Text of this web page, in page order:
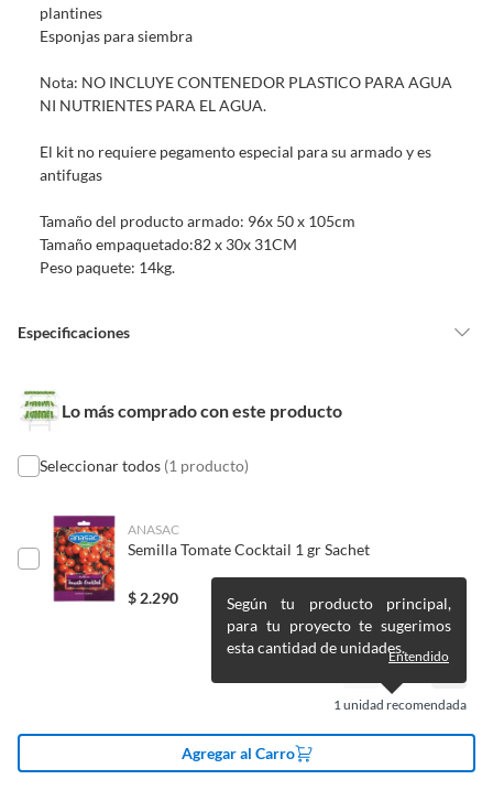
De uso personal.
En sodimac.cl te damos30 días desde que recibes el producto
entregamos.
electrónica, por ejemplo, cupones de experiencia o programas
para el computador.
Productos que han sido informados como imperfectos, usados,
reparados, abiertos, de segunda selección, remanufacturados o
con alguna deficiencia, que sean comprados en esa condición a
Alimentos, bebidas, medicamentos, suplementos alimenticios,
Plantas.
De uso personal.
plantines
Esponjas para siembra
Nota: NO INCLUYE CONTENEDOR PLASTICO PARA AGUA
NI NUTRIENTES PARA EL AGUA.
El kit no requiere pegamento especial para su armado y es
antifugas
Tamaño del producto armado: 96x 50 x 105cm
Tamaño empaquetado:82 x 30x 31CM
Peso paquete: 14kg.
Especificaciones
Condicion del
producto
Material del
contenedor
PVC,Plástico
Arbusto
Lo más comprado con este producto
Seleccionar todos (1 producto)
ANASAC
Semilla Tomate Cocktail 1 gr Sachet
$ 2.290
1unidad recomendada
Según tu producto principal,
para tu proyecto te sugerimos
esta cantidad de unidades.Entendido
Agregar al Carro